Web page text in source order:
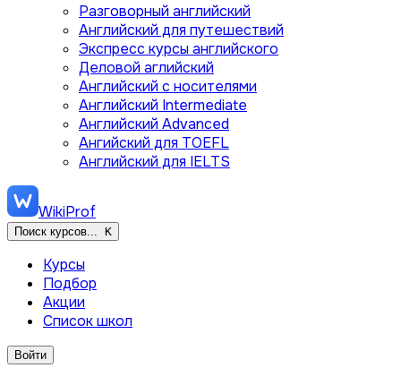
Разговорный английский
Английский для путешествий
Экспресс курсы английского
Деловой аглийский
Английский с носителями
Английский Intermediate
Английский Advanced
Ангийский для TOEFL
Английский для IELTS
WikiProf
Поиск курсов... K
Курсы
Подбор
Акции
Список школ
Войти